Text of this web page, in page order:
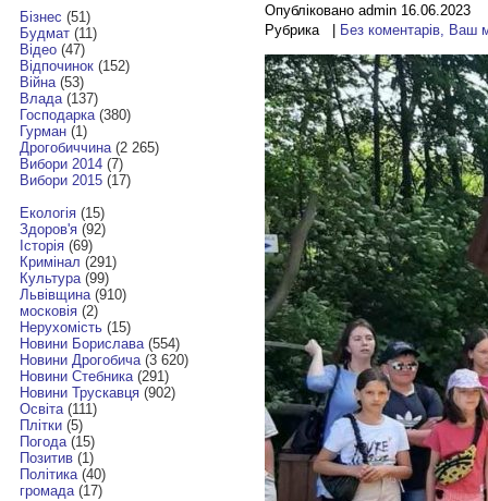
Бізнес (51)
Будмат(11)
Відео(47)
Відпочинок(152)
Війна(53)
Влада(137)
Господарка(380)
Гурман(1)
Дрогобиччина(2 265)
Вибори 2014(7)
Вибори 2015(17)
Екологія(15)
Здоров'я(92)
Історія(69)
Кримінал (291)
Культура(99)
Львівщина(910)
московія(2)
Нерухомість(15)
Новини Борислава(554)
Новини Дрогобича(3 620)
Новини Стебника(291)
Новини Трускавця(902)
Освіта(111)
Плітки(5)
Погода(15)
Позитив(1)
Політика(40)
громада(17)
Опубліковано admin 16.06.2023
Рубрика | Без коментарів, Ваш